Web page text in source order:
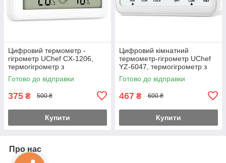
Цифровий термометр -
гігрометр UChef CX-1206,
термогігрометр з
будильником / годинником /
календарем / індикатором
Готово до відправки
375 ₴ 500 ₴
Купити
Цифровий кімнатний
термометр-гігрометр UChef
YZ-6047, термогігрометр з
індикацією комфортної
температури та вологості
Готово до відправки
467 ₴ 600 ₴
Купити
Про нас